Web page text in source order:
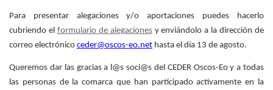
Para presentar alegaciones y/o aportaciones puedes hacerlo
cubriendo el formulario de alegacionesy enviándolo a la dirección de
correo electrónico ceder@oscos-eo.net hasta el día 13 de agosto.
Queremos dar las gracias a l@s soci@s del CEDER Oscos-Eo y a todas
las personas de la comarca que han participado activamente en la